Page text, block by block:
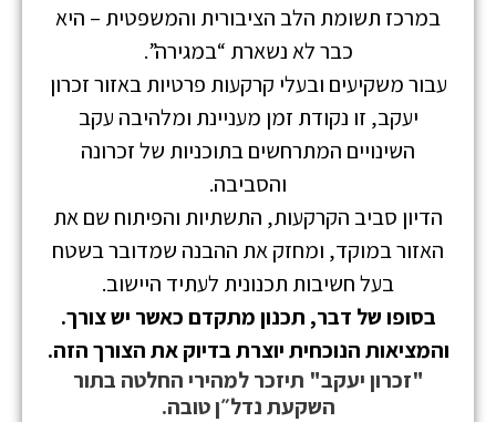
במרכז תשומת הלב הציבורית והמשפטית – היא
כבר לא נשארת “במגירה”.
עבור משקיעים ובעלי קרקעות פרטיות באזור זכרון
יעקב, זו נקודת זמן מעניינת ומלהיבה עקב
השינויים המתרחשים בתוכניות של זכרונה
והסביבה.
הדיון סביב הקרקעות, התשתיות והפיתוח שם את
האזור במוקד, ומחזק את ההבנה שמדובר בשטח
בעל חשיבות תכנונית לעתיד היישוב.
בסופו של דבר, תכנון מתקדם כאשר יש צורך.
והמציאות הנוכחית יוצרת בדיוק את הצורך הזה.
"זכרון יעקב" תיזכר למהירי החלטה בתור
השקעת נדל״ן טובה.